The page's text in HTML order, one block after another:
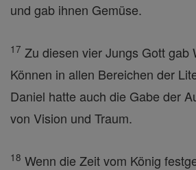
und gab ihnen Gemüse.
17 Zu diesen vier Jungs Gott gab
Können in allen Bereichen der
Daniel hatte auch die Gabe der
von Vision und Traum.
18 Wenn die Zeit vom König